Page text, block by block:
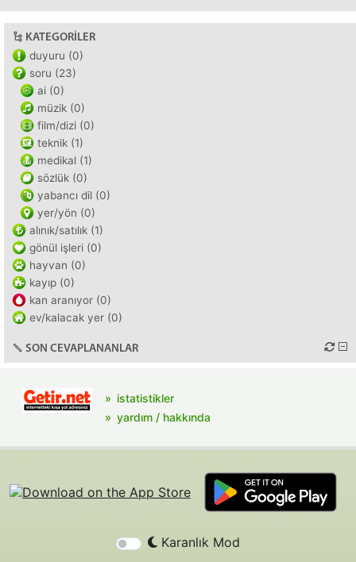
KATEGORILER
duyuru (0)
soru (23)
ai (0)
müzik (0)
film/dizi (0)
teknik (1)
medikal (1)
sözlük (0)
yabancı dil (0)
yer/yön (0)
alınık/satılık (1)
gönül işleri (0)
hayvan (0)
kayıp (0)
kan aranıyor (0)
ev/kalacak yer (0)
SON CEVAPLANANLAR
istatistikler
yardım / hakkında
Karanlık Mod